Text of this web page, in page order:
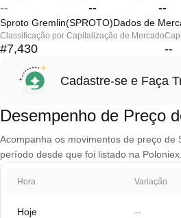
-- -- --
Sproto Gremlin(SPROTO)Dados de
Classificação por Capitalização de Mercado
#7,430 --
Cadastre-se e Faça
Desempenho de Preço
Acompanha os movimentos de preço
período desde que foi listado na Poloniex.
Hora Variação
Hoje --